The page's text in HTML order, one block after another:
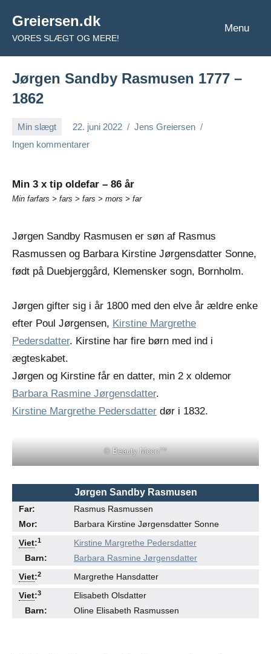
indhold
Greiersen.dk
VORES SLÆGT OG MERE!
Menu
Jørgen Sandby Rasmusen 1777 –
1862
Min slægt 22. juni 2022
Jens Greiersen
Ingen kommentarer
Min 3 x tip oldefar – 86 år
Min farfars > fars > fars > mors > far
Jørgen Sandby Rasmusen er søn af Rasmus
Rasmussen og Barbara Kirstine Jørgensdatter Sonne,
født på Duebjerggård, Klemensker sogn, Bornholm.
Jørgen gifter sig i år 1800 med den elve år ældre enke
efter Poul Jørgensen, Kirstine Margrethe
Pedersdatter. Kirstine har fire børn med ind i
ægteskabet.
Jørgen og Kirstine får en datter, min 2 x oldemor
Barbara Rasmine Jørgensdatter.
Kirstine Margrethe Pedersdatter dør i 1832.
© Beauty Moon™
Jørgen Sandby Rasmusen
Far:
Rasmus Rasmussen
Mor:
Barbara Kirstine Jørgensdatter Sonne
Viet:1
Kirstine Margrethe Pedersdatter
Barn:
Barbara Rasmine Jørgensdatter
Viet:2 Margrethe Hansdatter
Viet:3
Elisabeth Olsdatter
Barn:
Oline Elisabeth Rasmussen